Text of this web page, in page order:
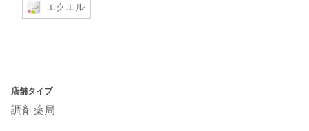
エクエル
店舗タイプ
調剤薬局